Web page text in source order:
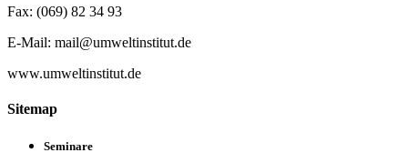
Fax: (069) 82 34 93
E-Mail: mail@umweltinstitut.de
www.umweltinstitut.de
Sitemap
Seminare